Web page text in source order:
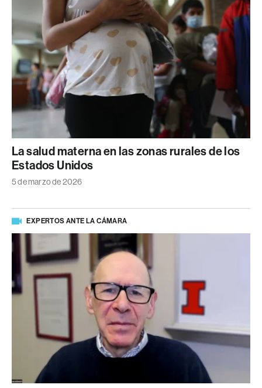
La salud materna en las zonas rurales de los
Estados Unidos
5 de marzo de 2026
EXPERTOS ANTE LA CÁMARA